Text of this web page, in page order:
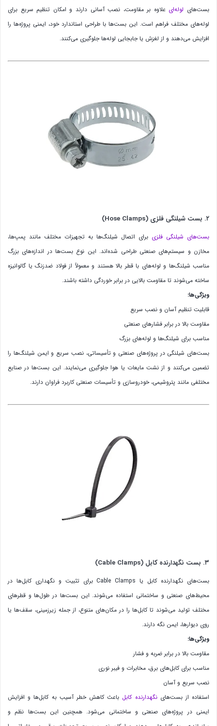
بست‌های لوله‌ای علاوه بر مقاومت، نصب آسانی دارند و امکان تنظیم سریع برای
لوله‌های مختلف فراهم است. این بست‌ها با طراحی استاندارد خود، ایمنی پروژه‌ها را
افزایش می‌دهند و از لغزش یا جابجایی لوله‌ها جلوگیری می‌کنند.
۲. بست شیلنگی فلزی (Hose Clamps)
بست‌های شیلنگی فلزی برای اتصال شیلنگ‌ها به تجهیزات مختلف مانند پمپ‌ها،
مخازن و سیستم‌های صنعتی طراحی شده‌اند. این نوع بست‌ها در اندازه‌های بزرگ
مناسب شیلنگ‌ها و لوله‌های با قطر بالا هستند و معمولاً از فولاد ضدزنگ یا گالوانیزه
ساخته می‌شوند تا مقاومت بالایی در برابر خوردگی داشته باشند.
ویژگی‌ها:
قابلیت تنظیم آسان و نصب سریع
مقاومت بالا در برابر فشارهای صنعتی
مناسب برای شیلنگ‌ها و لوله‌های بزرگ
بست‌های شیلنگی در پروژه‌های صنعتی و تأسیساتی، نصب سریع و ایمن شیلنگ‌ها را
تضمین می‌کنند و از نشت مایعات یا هوا جلوگیری می‌نمایند. این بست‌ها در صنایع
مختلفی مانند پتروشیمی، خودروسازی و تأسیسات صنعتی کاربرد فراوان دارند.
۳. بست نگهدارنده کابل (Cable Clamps)
بست‌های نگهدارنده کابل یا Cable Clamps برای تثبیت و نگهداری کابل‌ها در
محیط‌های صنعتی و ساختمانی استفاده می‌شوند. این بست‌ها در طول‌ها و قطرهای
مختلف تولید می‌شوند تا کابل‌ها را در مکان‌های متنوع، از جمله زیرزمینی، سقف‌ها یا
روی دیوارها، ایمن نگه دارند.
ویژگی‌ها:
مقاومت بالا در برابر ضربه و فشار
مناسب برای کابل‌های برق، مخابرات و فیبر نوری
نصب سریع و آسان
استفاده از بست‌هاینگهدارنده کابل باعث کاهش خطر آسیب به کابل‌ها و افزایش
ایمنی در پروژه‌های صنعتی و ساختمانی می‌شود. همچنین این بست‌ها نظم و